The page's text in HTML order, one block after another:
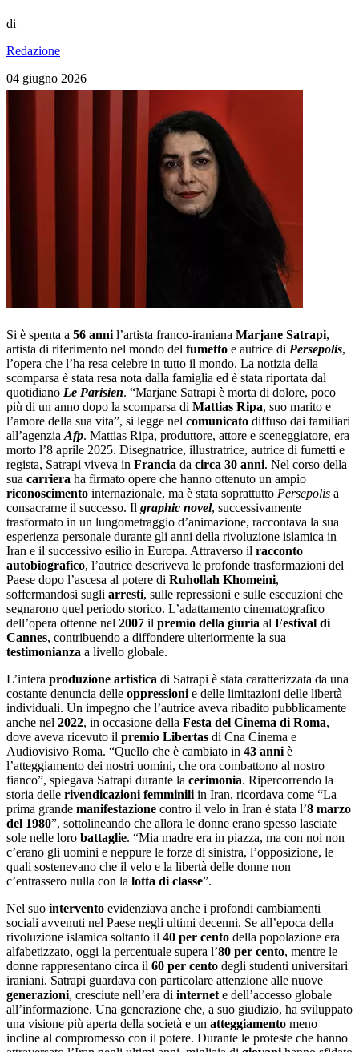
di
Redazione
04 giugno 2026
Si è spenta a 56 anni l’artista franco-iraniana Marjane Satrapi,
artista di riferimento nel mondo del fumetto e autrice di Persepolis,
l’opera che l’ha resa celebre in tutto il mondo. La notizia della
scomparsa è stata resa nota dalla famiglia ed è stata riportata dal
quotidiano Le Parisien. “Marjane Satrapi è morta di dolore, poco
più di un anno dopo la scomparsa di Mattias Ripa, suo marito e
l’amore della sua vita”, si legge nel comunicato diffuso dai familiari
all’agenzia Afp. Mattias Ripa, produttore, attore e sceneggiatore, era
morto l’8 aprile 2025. Disegnatrice, illustratrice, autrice di fumetti e
regista, Satrapi viveva in Francia da circa 30 anni. Nel corso della
sua carriera ha firmato opere che hanno ottenuto un ampio
riconoscimento internazionale, ma è stata soprattutto Persepolis a
consacrarne il successo. Il graphic novel, successivamente
trasformato in un lungometraggio d’animazione, raccontava la sua
esperienza personale durante gli anni della rivoluzione islamica in
Iran e il successivo esilio in Europa. Attraverso il racconto
autobiografico, l’autrice descriveva le profonde trasformazioni del
Paese dopo l’ascesa al potere di Ruhollah Khomeini,
soffermandosi sugli arresti, sulle repressioni e sulle esecuzioni che
segnarono quel periodo storico. L’adattamento cinematografico
dell’opera ottenne nel 2007 il premio della giuria al Festival di
Cannes, contribuendo a diffondere ulteriormente la sua
testimonianza a livello globale.
L’intera produzione artistica di Satrapi è stata caratterizzata da una
costante denuncia delle oppressioni e delle limitazioni delle libertà
individuali. Un impegno che l’autrice aveva ribadito pubblicamente
anche nel 2022, in occasione della Festa del Cinema di Roma,
dove aveva ricevuto il premio Libertas di Cna Cinema e
Audiovisivo Roma. “Quello che è cambiato in 43 anni è
l’atteggiamento dei nostri uomini, che ora combattono al nostro
fianco”, spiegava Satrapi durante la cerimonia. Ripercorrendo la
storia delle rivendicazioni femminili in Iran, ricordava come “La
prima grande manifestazione contro il velo in Iran è stata l’8 marzo
del 1980”, sottolineando che allora le donne erano spesso lasciate
sole nelle loro battaglie. “Mia madre era in piazza, ma con noi non
c’erano gli uomini e neppure le forze di sinistra, l’opposizione, le
quali sostenevano che il velo e la libertà delle donne non
c’entrassero nulla con la lotta di classe”.
Nel suo intervento evidenziava anche i profondi cambiamenti
sociali avvenuti nel Paese negli ultimi decenni. Se all’epoca della
rivoluzione islamica soltanto il 40 per cento della popolazione era
alfabetizzato, oggi la percentuale supera l’80 per cento, mentre le
donne rappresentano circa il 60 per cento degli studenti universitari
iraniani. Satrapi guardava con particolare attenzione alle nuove
generazioni, cresciute nell’era di internet e dell’accesso globale
all’informazione. Una generazione che, a suo giudizio, ha sviluppato
una visione più aperta della società e un atteggiamento meno
incline al compromesso con il potere. Durante le proteste che hanno